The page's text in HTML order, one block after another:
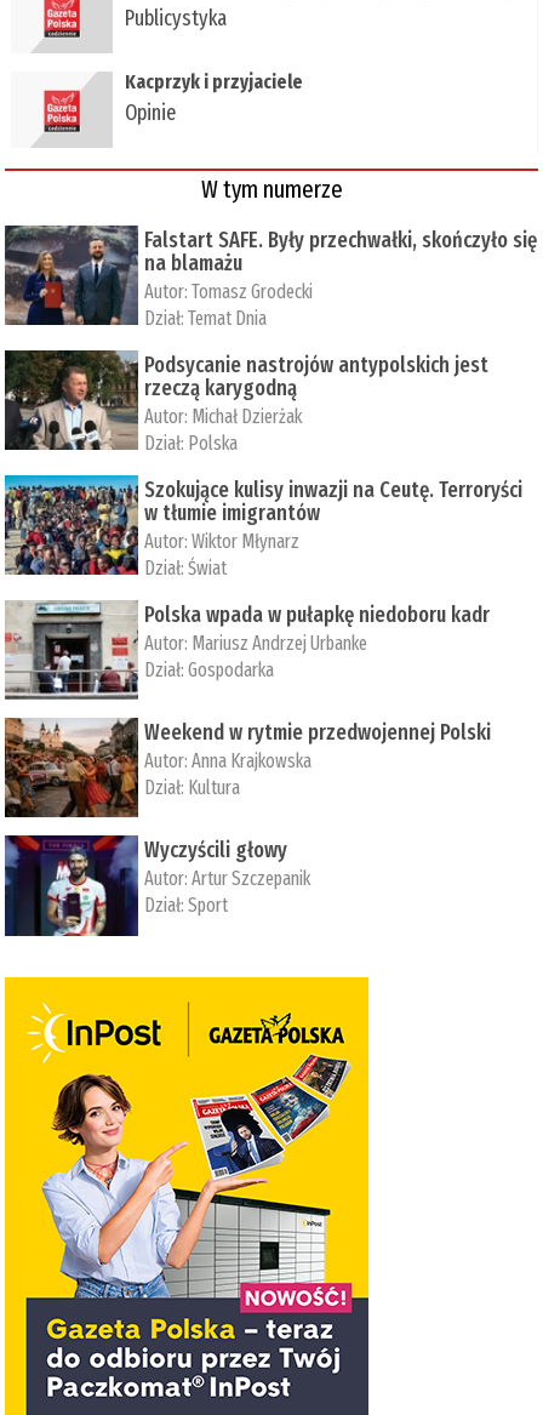
Publicystyka
Kacprzyk i przyjaciele
Opinie
W tym numerze
Falstart SAFE. Były przechwałki, skończyło się
na blamażu
Autor:Tomasz Grodecki
Dział:Temat Dnia
Podsycanie nastrojów antypolskich jest
rzeczą karygodną
Autor: Michał Dzierżak
Dział: Polska
Szokujące kulisy inwazji na Ceutę. Terroryści
w tłumie imigrantów
Autor:Wiktor Młynarz
Dział:Świat
Polska wpada w pułapkę niedoboru kadr
Autor: Mariusz Andrzej Urbanke
Dział:Gospodarka
Weekend w rytmie przedwojennej Polski
Autor:Anna Krajkowska
Dział: Kultura
Wyczyścili głowy
Autor:Artur Szczepanik
Dział:Sport